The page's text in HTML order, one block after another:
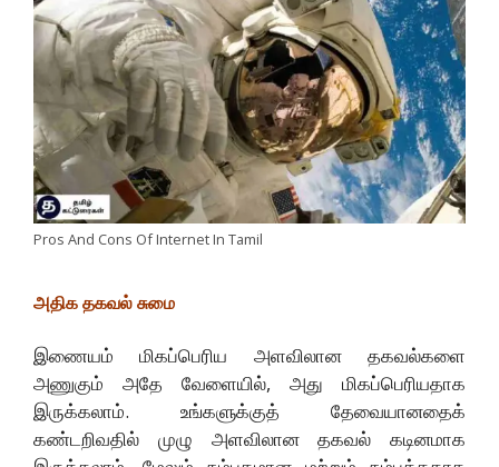
Pros And Cons Of Internet In Tamil
அதிக தகவல் சுமை
இணையம் மிகப்பெரிய அளவிலான தகவல்களை
அணுகும் அதே வேளையில், அது மிகப்பெரியதாக
இருக்கலாம். உங்களுக்குத் தேவையானதைக்
கண்டறிவதில் முழு அளவிலான தகவல் கடினமாக